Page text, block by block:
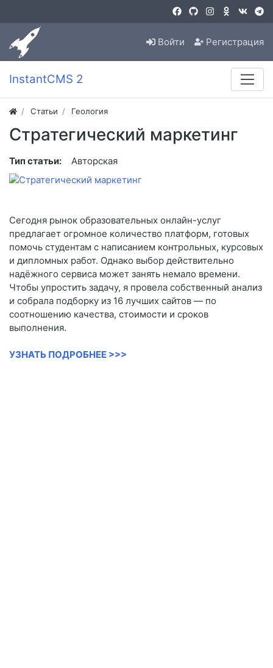
Войти Регистрация
InstantCMS 2
Статьи Геология
Стратегический маркетинг
Тип статьи: Авторская
Сегодня рынок образовательных онлайн-услуг
предлагает огромное количество платформ, готовых
помочь студентам с написанием контрольных, курсовых
и дипломных работ. Однако выбор действительно
надёжного сервиса может занять немало времени.
Чтобы упростить задачу, я провела собственный анализ
и собрала подборку из 16 лучших сайтов — по
соотношению качества, стоимости и сроков
выполнения.
УЗНАТЬ ПОДРОБНЕЕ >>>